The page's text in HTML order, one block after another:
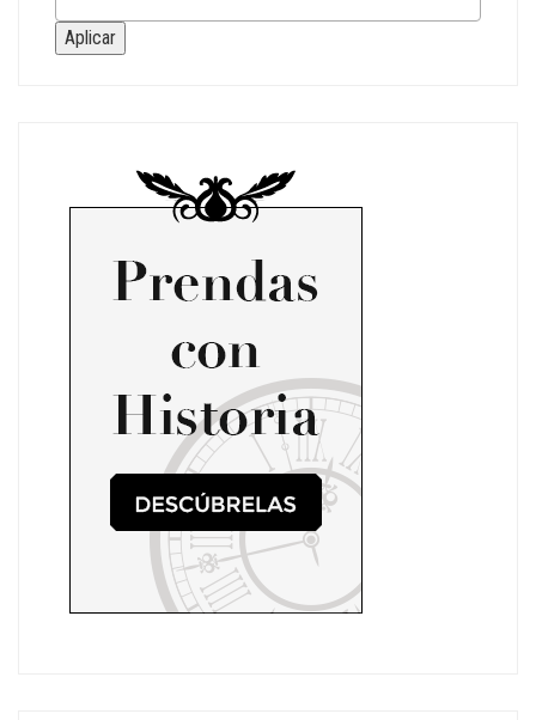
Aplicar